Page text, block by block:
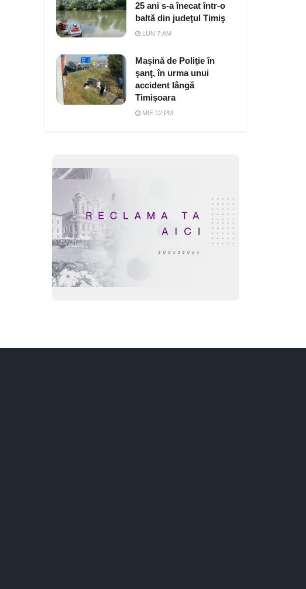
25 ani s-a înecat într-o
baltă din judeţul Timiş
LUN 7:AM
Maşină de Poliţie în
şanţ, în urma unui
accident lângă
Timişoara
MIE 12:PM